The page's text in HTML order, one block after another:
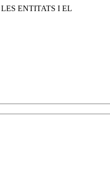
ENTITATS I EL